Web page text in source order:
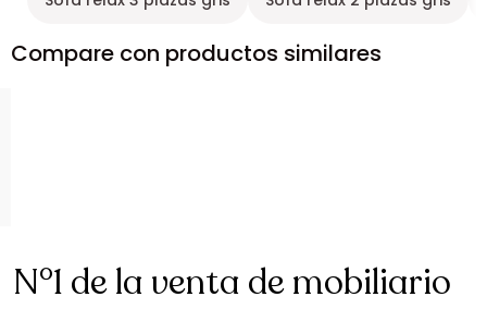
Compare con productos similares
N°1 de la venta de mobiliario